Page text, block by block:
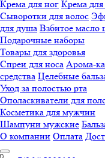
Крема для ног Крема для
Сыворотки для волос
для душа Взбитое масло
Подарочные наборы
Товары для здоровья
Спреи для носа Арома-
средства Целебные
Уход за полостью рта
Ополаскиватели для
Косметика для мужчин
Шампуни мужские
О компании Оплата